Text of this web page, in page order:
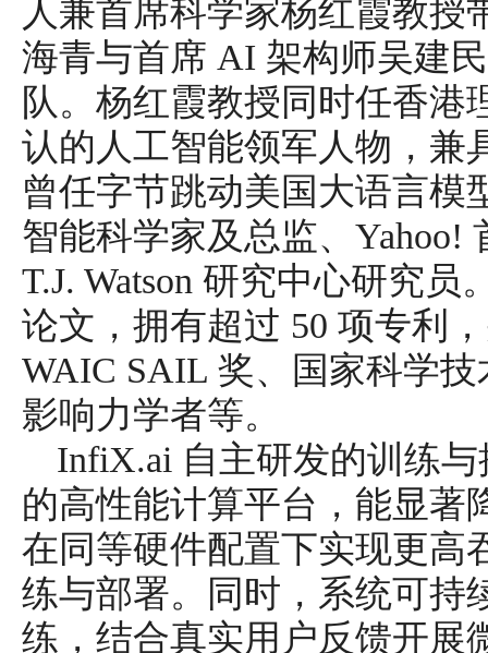
人兼首席科学家杨红霞教授
海青与首席 AI 架构师吴建
队。杨红霞教授同时任香港
认的人工智能领军人物，兼
曾任字节跳动美国大语言模
智能科学家及总监、Yahoo!
T.J. Watson 研究中心研究
论文，拥有超过 50 项专利
WAIC SAIL 奖、国家科学
影响力学者等。
InfiX.ai 自主研发的训练
的高性能计算平台，能显著
在同等硬件配置下实现更高
练与部署。同时，系统可持
练，结合真实用户反馈开展